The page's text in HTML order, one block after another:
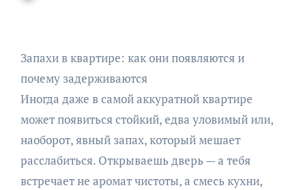
Запахи в квартире: как они появляются и
почему задерживаются
Иногда даже в самой аккуратной квартире
может появиться стойкий, едва уловимый или,
наоборот, явный запах, который мешает
расслабиться. Открываешь дверь — а тебя
встречает не аромат чистоты, а смесь кухни,